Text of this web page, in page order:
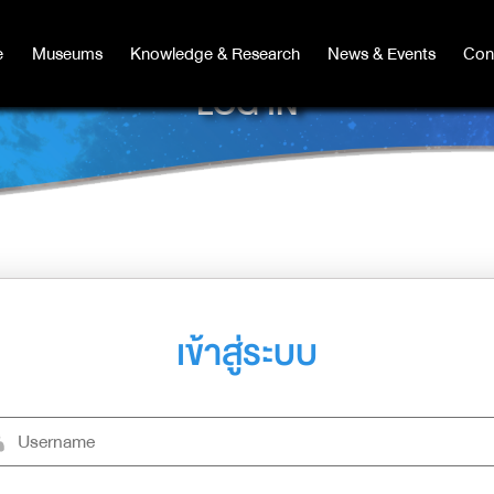
Museums Knowledge & Research News & Events
Museums Knowledge & Research News & Events
LOG IN
เข้าสู่ระบบ